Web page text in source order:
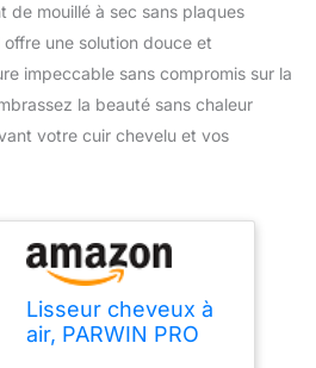
de mouillé à sec sans plaques
une solution douce et
impeccable sans compromis sur la
la beauté sans chaleur
votre cuir chevelu et vos
Lisseur cheveux à
air, PARWIN PRO